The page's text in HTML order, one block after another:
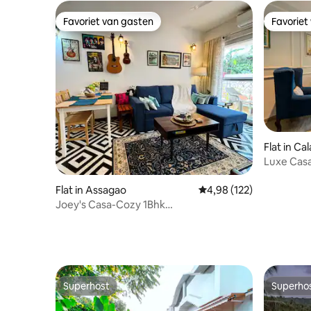
Favoriet van gasten
Favoriet van gasten
Flat in Assagao Gemiddelde
4,98 (122)
Joey's Casa-Cozy 1Bhk
Flat in
Luxe
Superhost
Superhost